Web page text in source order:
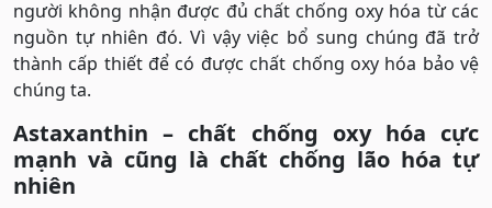
người không nhận được đủ chất chống oxy hóa từ các
nguồn tự nhiên đó. Vì vậy việc bổ sung chúng đã trở
thành cấp thiết để có được chất chống oxy hóa bảo vệ
chúng ta.
Astaxanthin – chất chống oxy hóa cực
mạnh và cũng là chất chống lão hóa tự
nhiên